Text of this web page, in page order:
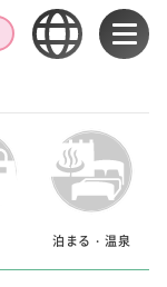
泊まる・温泉